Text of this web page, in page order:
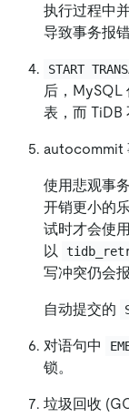
执行过程中
导致事务报
START
后，MySQL
表，而 TiDB
autocommit
使用悲观事
开销更小的
试时才会使
以
写冲突仍会报
自动提交的
对语句中
锁。
垃圾回收